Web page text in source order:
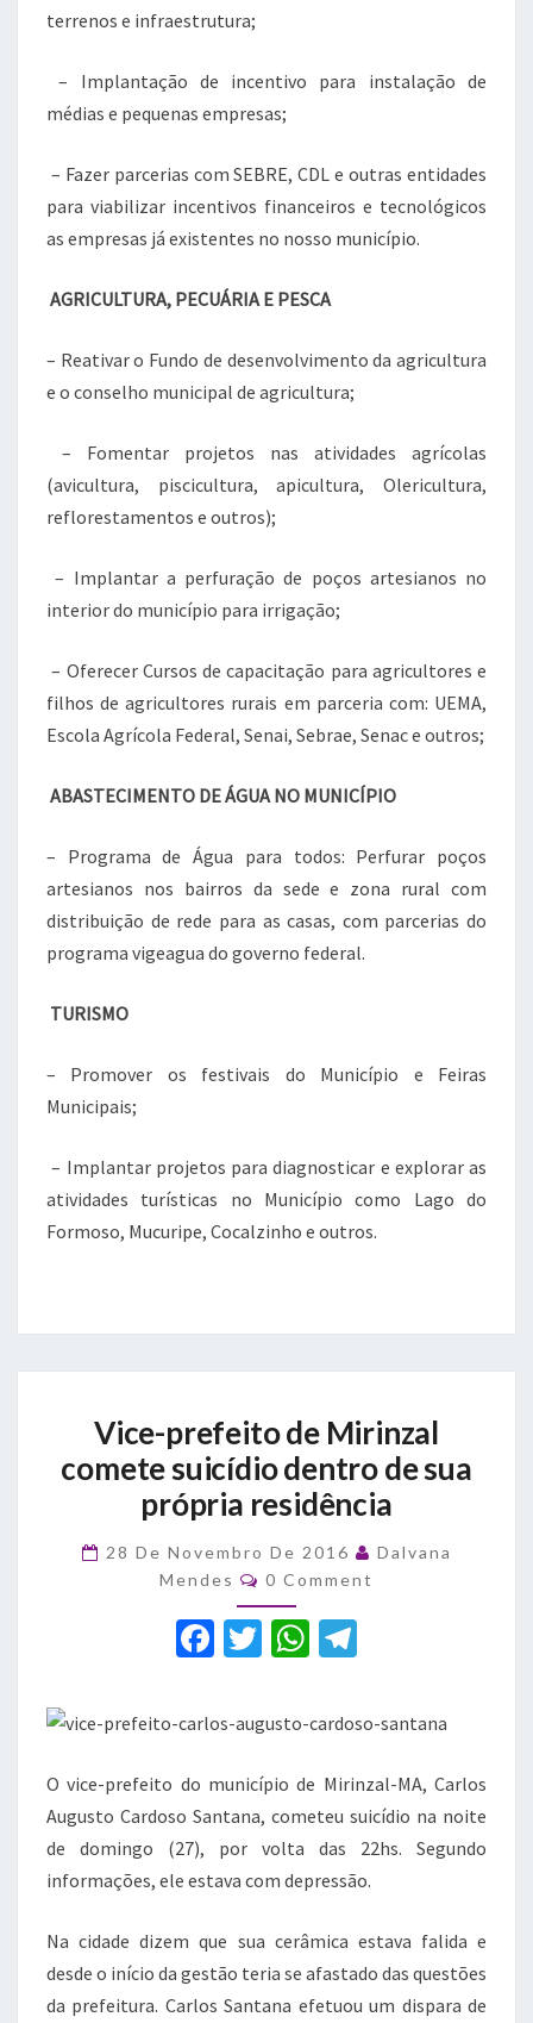
terrenos e infraestrutura;
– Implantação de incentivo para instalação de
médias e pequenas empresas;
– Fazer parcerias com SEBRE, CDL e outras entidades
para viabilizar incentivos financeiros e tecnológicos
as empresas já existentes no nosso município.
AGRICULTURA, PECUÁRIA E PESCA
– Reativar o Fundo de desenvolvimento da agricultura
e o conselho municipal de agricultura;
– Fomentar projetos nas atividades agrícolas
(avicultura, piscicultura, apicultura, Olericultura,
reflorestamentos e outros);
– Implantar a perfuração de poços artesianos no
interior do município para irrigação;
– Oferecer Cursos de capacitação para agricultores e
filhos de agricultores rurais em parceria com: UEMA,
Escola Agrícola Federal, Senai, Sebrae, Senac e outros;
ABASTECIMENTO DE ÁGUA NO MUNICÍPIO
– Programa de Água para todos: Perfurar poços
artesianos nos bairros da sede e zona rural com
distribuição de rede para as casas, com parcerias do
programa vigeagua do governo federal.
TURISMO
– Promover os festivais do Município e Feiras
Municipais;
– Implantar projetos para diagnosticar e explorar as
atividades turísticas no Município como Lago do
Formoso, Mucuripe, Cocalzinho e outros.
prefeito
Mirinzal
comete
dentro
de
sua
própria
residência
Vice-prefeito de Mirinzal
comete suicídio dentro de sua
própria residência
28 De Novembro De 2016
Dalvana
Mendes
Comments
0 Comment
F
c
b
o
o
T
it
r
W
at
A
p
p
e
a
m
O vice-prefeito do município de Mirinzal-MA, Carlos
Augusto Cardoso Santana, cometeu suicídio na noite
de domingo (27), por volta das 22hs. Segundo
informações, ele estava com depressão.
Na cidade dizem que sua cerâmica estava falida e
desde o início da gestão teria se afastado das questões
da prefeitura. Carlos Santana efetuou um dispara de